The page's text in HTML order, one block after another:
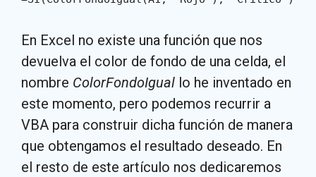
En Excel no existe una función que nos
devuelva el color de fondo de una celda, el
nombre ColorFondoIgual lo he inventado en
este momento, pero podemos recurrir a
VBA para construir dicha función de manera
que obtengamos el resultado deseado. En
el resto de este artículo nos dedicaremos